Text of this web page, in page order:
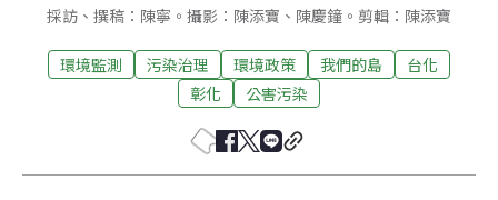
採訪、撰稿：陳寧。攝影：陳添寶、陳慶鐘。剪輯：陳添寶
環境監測 污染治理 環境政策 我們的島
台化
彰化
公害污染